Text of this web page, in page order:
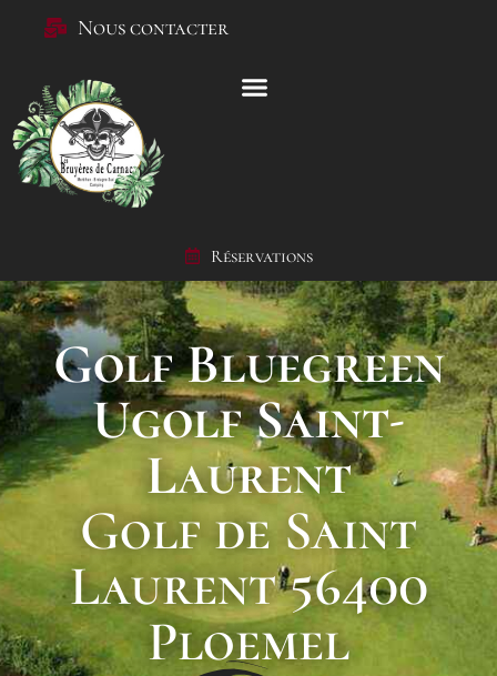
Nous contacter
Réservations
Golf Bluegreen
Ugolf Saint-
Laurent
Golf de Saint
Laurent 56400
Ploemel